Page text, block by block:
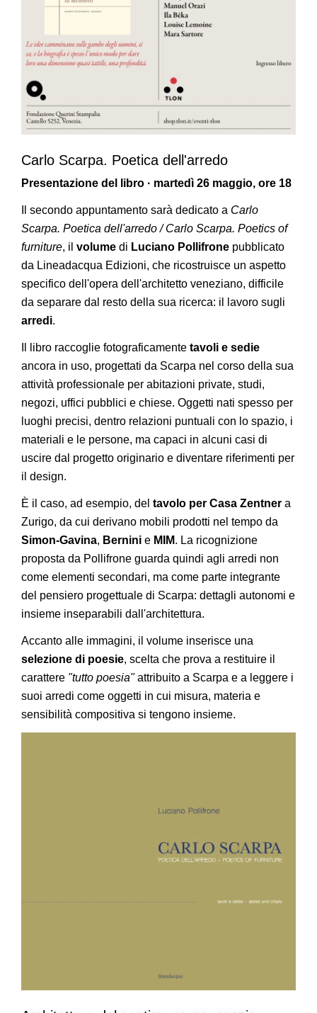
Carlo Scarpa. Poetica dell'arredo
Presentazione del libro · martedì 26 maggio, ore 18
Il secondo appuntamento sarà dedicato a Carlo
Scarpa. Poetica dell'arredo / Carlo Scarpa. Poetics of
furniture, il volume di Luciano Pollifrone pubblicato
da Lineadacqua Edizioni, che ricostruisce un aspetto
specifico dell'opera dell'architetto veneziano, difficile
da separare dal resto della sua ricerca: il lavoro sugli
arredi.
Il libro raccoglie fotograficamente tavoli e sedie
ancora in uso, progettati da Scarpa nel corso della sua
attività professionale per abitazioni private, studi,
negozi, uffici pubblici e chiese. Oggetti nati spesso per
luoghi precisi, dentro relazioni puntuali con lo spazio, i
materiali e le persone, ma capaci in alcuni casi di
uscire dal progetto originario e diventare riferimenti per
il design.
È il caso, ad esempio, del tavolo per Casa Zentner a
Zurigo, da cui derivano mobili prodotti nel tempo da
Simon-Gavina, Bernini e MIM. La ricognizione
proposta da Pollifrone guarda quindi agli arredi non
come elementi secondari, ma come parte integrante
del pensiero progettuale di Scarpa: dettagli autonomi e
insieme inseparabili dall'architettura.
Accanto alle immagini, il volume inserisce una
selezione di poesie, scelta che prova a restituire il
carattere "tutto poesia"attribuito a Scarpa e a leggere i
suoi arredi come oggetti in cui misura, materia e
sensibilità compositiva si tengono insieme.